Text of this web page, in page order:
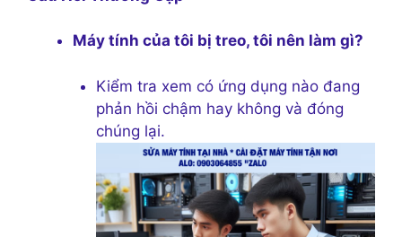
Máy tính của tôi bị treo, tôi nên làm gì?
Kiểm tra xem có ứng dụng nào đang
phản hồi chậm hay không và đóng
chúng lại.